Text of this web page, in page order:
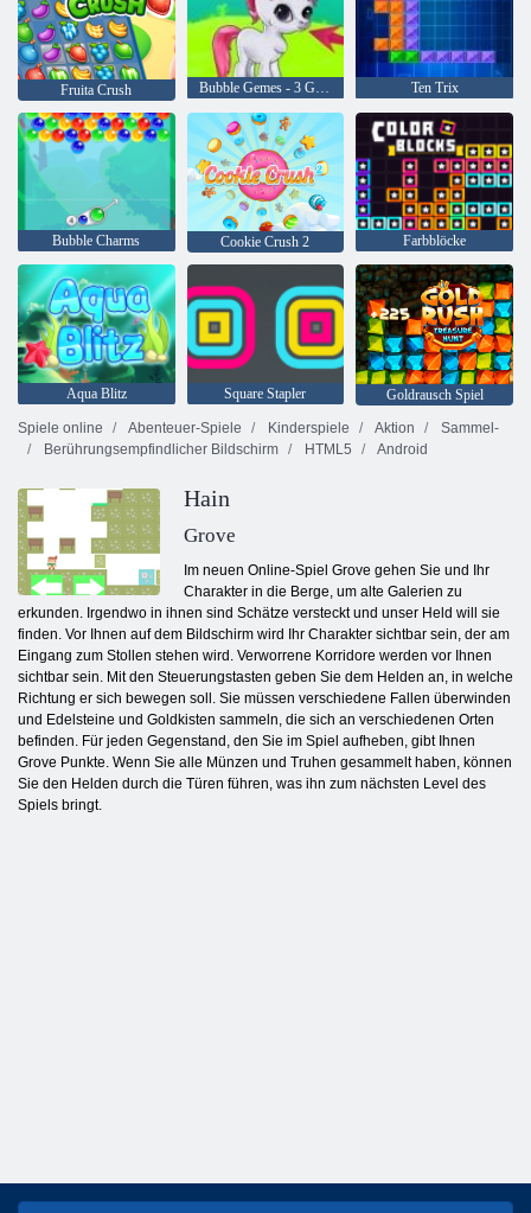
Fruita Crush Bubble Gemes - 3 Gewinnt Ten Trix
Bubble Charms Cookie Crush 2 Farbblöcke
Aqua Blitz Square Stapler
Goldrausch Spiel
Spiele online
Abenteuer-Spiele Kinderspiele Aktion
Sammel-
Berührungsempfindlicher Bildschirm
HTML5 Android
Hain
Grove
Im neuen Online-Spiel Grove gehen Sie und Ihr
Charakter in die Berge, um alte Galerien zu
erkunden. Irgendwo in ihnen sind Schätze versteckt und unser Held will sie
finden. Vor Ihnen auf dem Bildschirm wird Ihr Charakter sichtbar sein, der am
Eingang zum Stollen stehen wird. Verworrene Korridore werden vor Ihnen
sichtbar sein. Mit den Steuerungstasten geben Sie dem Helden an, in welche
Richtung er sich bewegen soll. Sie müssen verschiedene Fallen überwinden
und Edelsteine und Goldkisten sammeln, die sich an verschiedenen Orten
befinden. Für jeden Gegenstand, den Sie im Spiel aufheben, gibt Ihnen
Grove Punkte. Wenn Sie alle Münzen und Truhen gesammelt haben, können
Sie den Helden durch die Türen führen, was ihn zum nächsten Level des
Spiels bringt.